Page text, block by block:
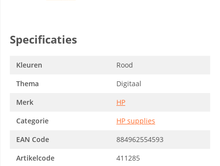
Specificaties
Kleuren
Rood
Thema
Digitaal
Merk
HP
Categorie
HP supplies
EAN Code
884962554593
Artikelcode
411285